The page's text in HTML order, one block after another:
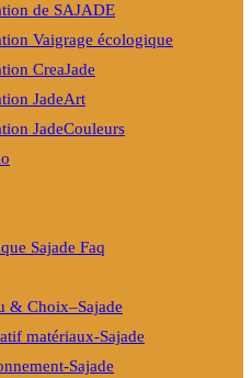
de SAJADE
Vaigrage écologique
CreaJade
JadeArt
JadeCouleurs
Sajade Faq
& Choix–Sajade
matériaux-Sajade
Sajade